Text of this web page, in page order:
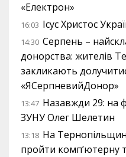
«Електрон»
16:03 Ісус Христос
14:30 Серпень –
донорства: жителів
закликають
«ЯСерпневийДонор»
13:47 Назавжди 29: на
ЗУНУ Олег Шелетин
13:18 На
пройти комп’ютерну